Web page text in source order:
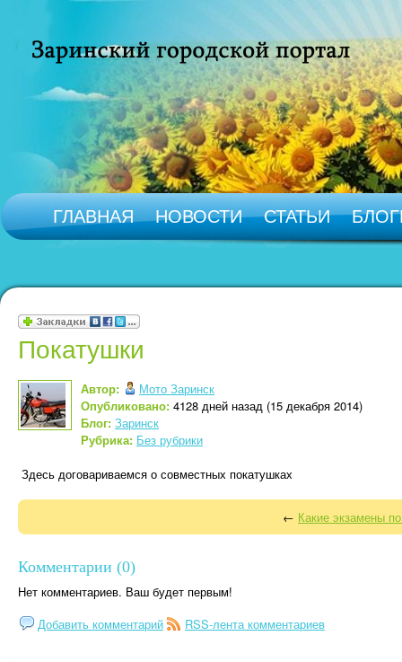
ГЛАВНАЯ НОВОСТИ СТАТЬИ
Покатушки
Автор:
Мото Заринск
Опубликовано: 4128 дней назад (15 декабря 2014)
Блог: Заринск
Рубрика: Без рубрики
Здесь договариваемся о совместных покатушках
← Какие экзамены
Комментарии (0)
Нет комментариев. Ваш будет первым!
Добавить комментарий
RSS-лента комментариев